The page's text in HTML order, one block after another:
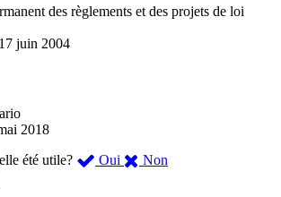
des règlements et des projets de loi
17 juin 2004
2018
été utile?
Oui ,
Non